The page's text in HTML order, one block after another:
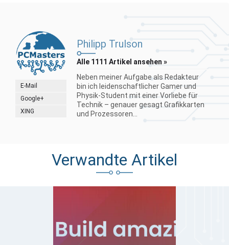
E-Mail
Google+
XING
Philipp Trulson
Alle 1111 Artikel ansehen »
Neben meiner Aufgabe als Redakteur
bin ich leidenschaftlicher Gamer und
Physik-Student mit einer Vorliebe für
Technik – genauer gesagt Grafikkarten
und Prozessoren...
Verwandte Artikel